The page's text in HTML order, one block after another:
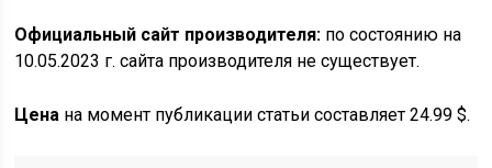
Официальный сайт производителя: по состоянию на
10.05.2023 г. сайта производителя не существует.
Цена на момент публикации статьи составляет 24.99 $.